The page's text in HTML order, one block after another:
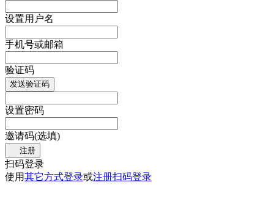
设置用户名
手机号或邮箱
验证码
发送验证码
设置密码
邀请码(选填)
注册
扫码登录
使用其它方式登录或注册扫码登录